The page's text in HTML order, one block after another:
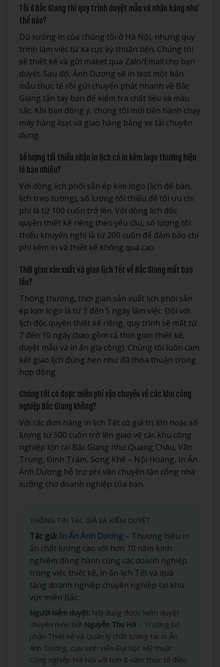
Tôi ở Bắc Giang thì quy trình duyệt mẫu và nhận hàng như
thế nào?
Dù xưởng in của chúng tôi ở Hà Nội, nhưng quy
trình làm việc từ xa cực kỳ thuận tiện. Chúng tôi
sẽ thiết kế và gửi maket qua Zalo/Email cho bạn
duyệt. Sau đó, Ánh Dương sẽ in test một bản
mẫu thực tế rồi gửi chuyển phát nhanh về Bắc
Giang tận tay bạn để kiểm tra chất liệu và màu
sắc. Khi bạn đồng ý, chúng tôi mới tiến hành chạy
máy hàng loạt và giao hàng bằng xe tải chuyên
dụng.
Số lượng tối thiểu nhận in lịch có in kèm logo thương hiệu
là bao nhiêu?
Với dòng lịch phôi sẵn ép kim logo (lịch để bàn,
lịch treo tường), số lượng tối thiểu để tối ưu chi
phí là từ 100 cuốn trở lên. Với dòng lịch độc
quyền thiết kế riêng theo yêu cầu, số lượng tối
thiểu khuyến nghị là từ 200 cuốn để đảm bảo chi
phí kẽm in và thiết kế không quá cao.
Thời gian sản xuất và giao lịch Tết về Bắc Giang mất bao
lâu?
Thông thường, thời gian sản xuất lịch phôi sẵn
ép kim logo là từ 3 đến 5 ngày làm việc. Đối với
lịch độc quyền thiết kế riêng, quy trình sẽ mất từ
7 đến 10 ngày (bao gồm cả thời gian thiết kế,
duyệt mẫu và in ấn gia công). Chúng tôi luôn cam
kết giao lịch đúng hẹn như đã thỏa thuận trong
hợp đồng.
Chúng tôi có được miễn phí vận chuyển về các khu công
nghiệp Bắc Giang không?
Với các đơn hàng in lịch Tết có giá trị lớn hoặc số
lượng từ 500 cuốn trở lên giao về các khu công
nghiệp lớn tại Bắc Giang như Quang Châu, Vân
Trung, Đình Trám, Song Khê – Nội Hoàng, In Ấn
Ánh Dương hỗ trợ phí vận chuyển tận cổng nhà
xưởng cho doanh nghiệp của bạn.
THÔNG TIN TÁC GIẢ VÀ KIỂM DUYỆT
Tác giả: In Ấn Ánh Dương – Thương hiệu in
ấn chất lượng cao với hơn 10 năm kinh
nghiệm đồng hành cùng các doanh nghiệp
trong việc thiết kế, in ấn lịch Tết và quà
tặng doanh nghiệp chuyên nghiệp tại khu
vực miền Bắc.
Người kiểm duyệt: Nội dung được kiểm duyệt
chuyên môn bởi Nguyễn Thu Hà – Trưởng bộ
phận Thiết kế và Quản lý chất lượng tại In Ấn
Ánh Dương, cựu sinh viên Đại học Mỹ thuật
Công nghiệp Hà Nội với hơn 8 năm thực tế điều